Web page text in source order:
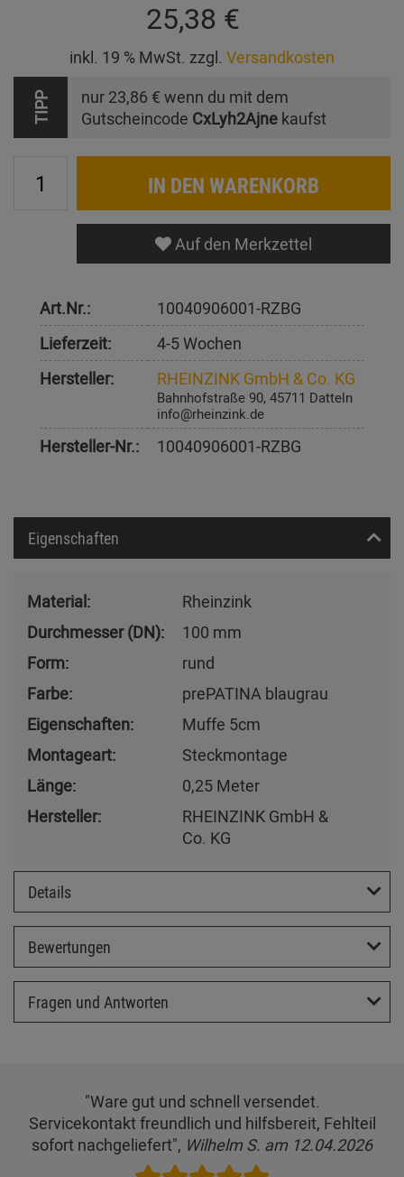
25,38 €
inkl. 19 % MwSt. zzgl. Versandkosten
TIPP nur 23,86 € wenn du mit dem
Gutscheincode CxLyh2Ajne kaufst
IN DEN WARENKORB
Auf den Merkzettel
Art.Nr.:
10040906001-RZBG
Lieferzeit:
4-5 Wochen
Hersteller:
RHEINZINK GmbH & Co. KG
Bahnhofstraße 90, 45711 Datteln
info@rheinzink.de
Hersteller-Nr.: 10040906001-RZBG
Eigenschaften
Material:
Rheinzink
Durchmesser (DN):
100 mm
Form:
rund
Farbe:
prePATINA blaugrau
Eigenschaften:
Muffe 5cm
Montageart:
Steckmontage
Länge:
0,25 Meter
Hersteller:
RHEINZINK GmbH &
Co. KG
Details
Bewertungen
Fragen und Antworten
"Ware gut und schnell versendet.
Servicekontakt freundlich und hilfsbereit, Fehlteil
sofort nachgeliefert", Wilhelm S. am 12.04.2026